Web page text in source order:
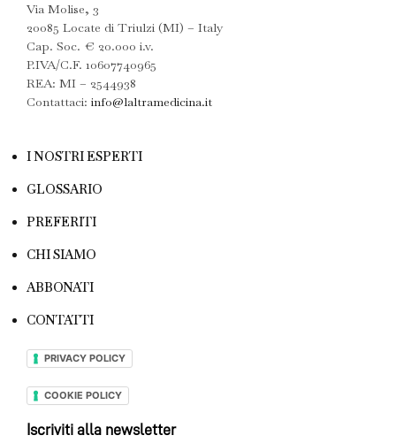
Via Molise, 3
20085 Locate di Triulzi (MI) – Italy
Cap. Soc. € 20.000 i.v.
P.IVA/C.F. 10607740965
REA: MI – 2544938
Contattaci: info@laltramedicina.it
I NOSTRI ESPERTI
GLOSSARIO
PREFERITI
CHI SIAMO
ABBONATI
CONTATTI
PRIVACY POLICY
COOKIE POLICY
Iscriviti alla newsletter